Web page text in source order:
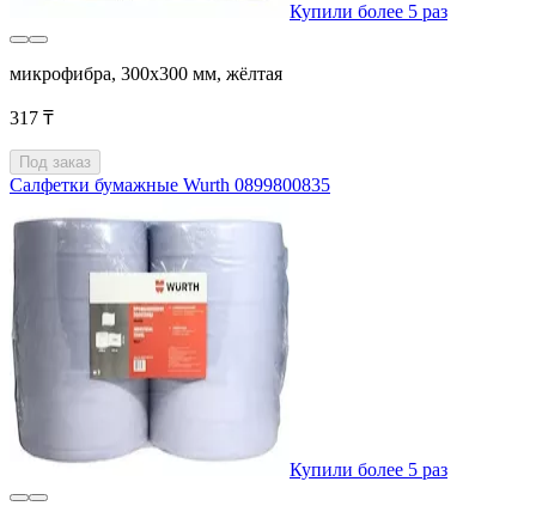
Купили более 5 раз
микрофибра, 300x300 мм, жёлтая
317 ₸
Под заказ
Салфетки бумажные Wurth 0899800835
Купили более 5 раз